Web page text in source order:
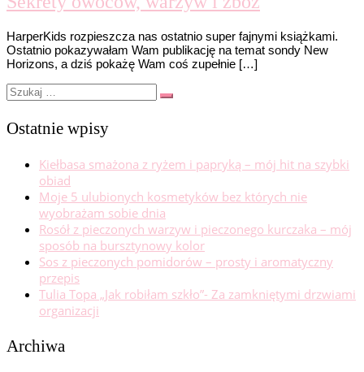
HarperKids rozpieszcza nas ostatnio super fajnymi książkami.
Ostatnio pokazywałam Wam publikację na temat sondy New
Horizons, a dziś pokażę Wam coś zupełnie […]
Szukaj
Szukaj
Ostatnie wpisy
Kiełbasa smażona z ryżem i papryką – mój hit na szybki
obiad
Moje 5 ulubionych kosmetyków bez których nie
wyobrażam sobie dnia
Rosół z pieczonych warzyw i pieczonego kurczaka – mój
sposób na bursztynowy kolor
Sos z pieczonych pomidorów – prosty i aromatyczny
przepis
Tulia Topa „Jak robiłam szkło”- Za zamkniętymi drzwiami
organizacji
Archiwa